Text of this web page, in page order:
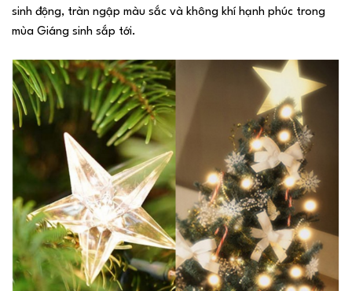
sinh động, tràn ngập màu sắc và không khí hạnh phúc trong
mùa Giáng sinh sắp tới.